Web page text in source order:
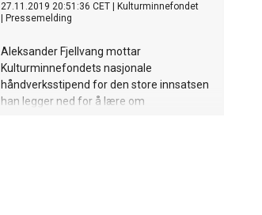
27.11.2019 20:51:36 CET
Kulturminnefondet
Pressemelding
Aleksander Fjellvang mottar
Kulturminnefondets nasjonale
håndverksstipend for den store innsatsen
han legger ned for å lære om